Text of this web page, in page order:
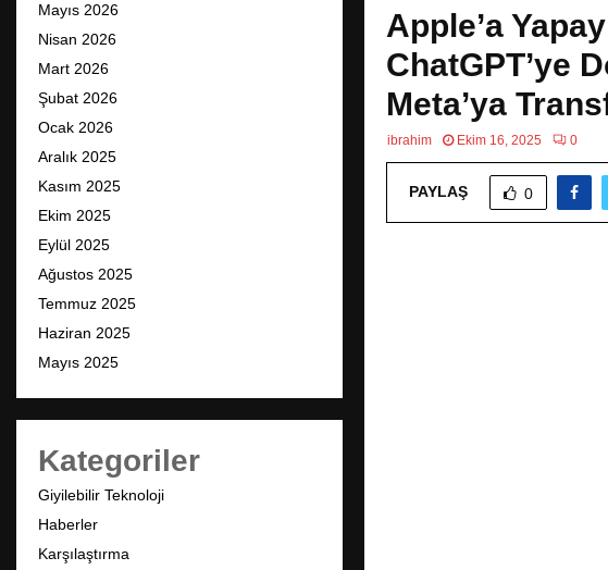
Apple’a
ChatGPT’ye
Meta’ya
ibrahim Ekim 16, 2025 0
PAYLAŞ 0
Mayıs 2026
Nisan 2026
Mart 2026
Şubat 2026
Ocak 2026
Aralık 2025
Kasım 2025
Ekim 2025
Eylül 2025
Ağustos 2025
Temmuz 2025
Haziran 2025
Mayıs 2025
Kategoriler
Giyilebilir Teknoloji
Haberler
Karşılaştırma